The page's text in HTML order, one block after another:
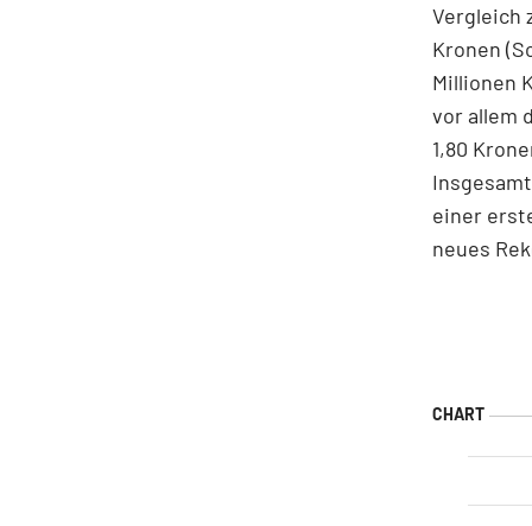
Vergleich
Kronen
Millionen
vor allem
1,80
einer
neues